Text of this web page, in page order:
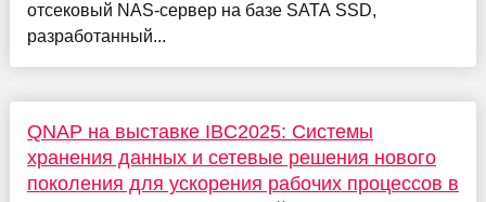
отсековый NAS-сервер на базе SATA SSD,
разработанный...
QNAP на выставке IBC2025: Системы
хранения данных и сетевые решения нового
поколения для ускорения рабочих процессов в